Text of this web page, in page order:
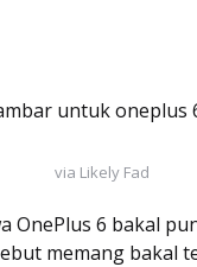
via Likely Fad
OnePlus 6 bakal
memang bakal